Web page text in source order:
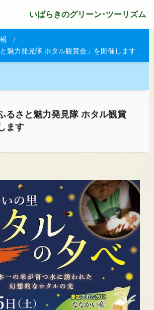
いばらきのグリーン･ツーリズム
魅力発見隊 ホタル観賞会」を開催します
るさと魅力発見隊 ホタル観賞
ます